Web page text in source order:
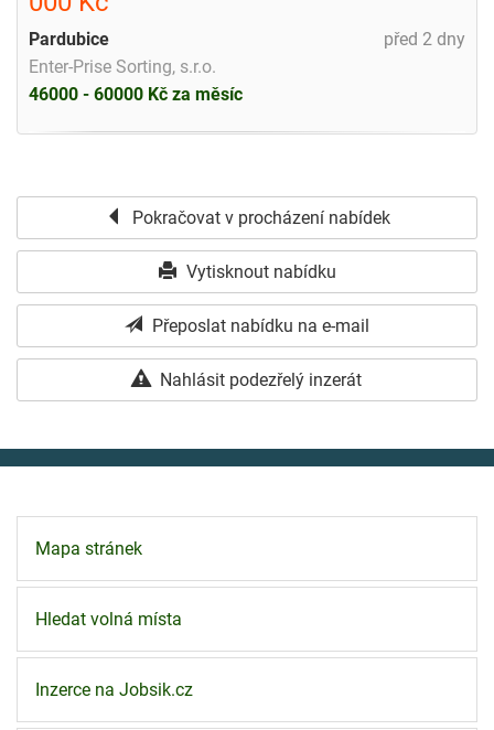
před 2 dny
Pardubice
Enter-Prise Sorting, s.r.o.
46000 - 60000 Kč za měsíc
Pokračovat v procházení nabídek
Vytisknout nabídku
Přeposlat nabídku na e-mail
Nahlásit podezřelý inzerát
Mapa stránek
Hledat volná místa
Inzerce na Jobsik.cz